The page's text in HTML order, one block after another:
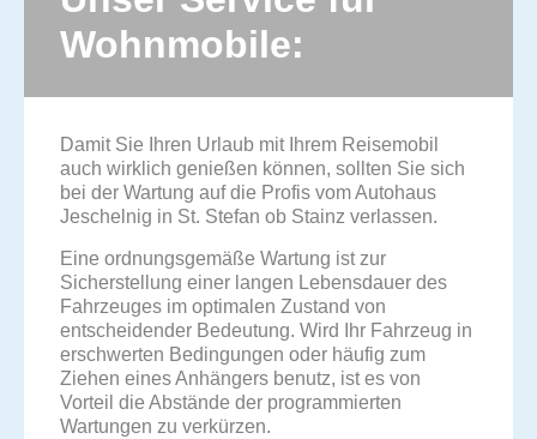
Wohnmobile:
Damit Sie Ihren Urlaub mit Ihrem Reisemobil
auch wirklich genießen können, sollten Sie sich
bei der Wartung auf die Profis vom Autohaus
Jeschelnig in St. Stefan ob Stainz verlassen.
Eine ordnungsgemäße Wartung ist zur
Sicherstellung einer langen Lebensdauer des
Fahrzeuges im optimalen Zustand von
entscheidender Bedeutung. Wird Ihr Fahrzeug in
erschwerten Bedingungen oder häufig zum
Ziehen eines Anhängers benutz, ist es von
Vorteil die Abstände der programmierten
Wartungen zu verkürzen.